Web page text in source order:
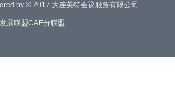
by © 2017 大连英特会议服务有限公司
展联盟CAE分联盟